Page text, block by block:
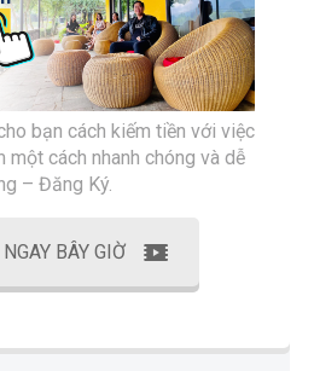
bạn cách kiếm tiền với việc
cách nhanh chóng và dễ
– Đăng Ký.
BÂY GIỜ